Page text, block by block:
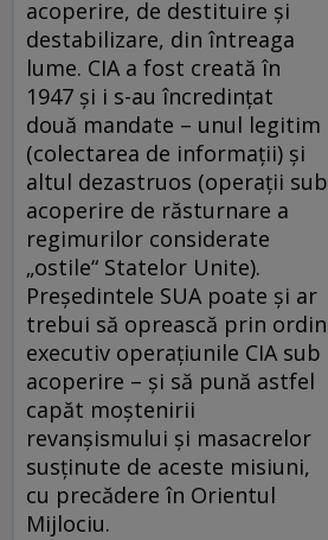
acoperire, de destituire și
destabilizare, din întreaga
lume. CIA a fost creată în
1947 și i s-au încredințat
două mandate – unul legitim
(colectarea de informații) și
altul dezastruos (operații sub
acoperire de răsturnare a
regimurilor considerate
„ostile“ Statelor Unite).
Președintele SUA poate și ar
trebui să oprească prin ordin
executiv operațiunile CIA sub
acoperire – și să pună astfel
capăt moștenirii
revanșismului și masacrelor
susținute de aceste misiuni,
cu precădere în Orientul
Mijlociu.